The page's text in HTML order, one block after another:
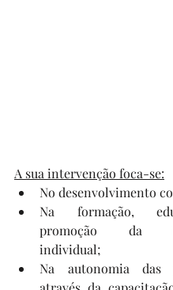
A sua intervenção foca-se:
No desenvolvimento
Na formação,
promoção da
individual;
Na autonomia das